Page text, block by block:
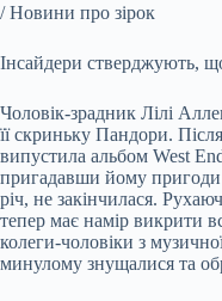
/ Новини про зірок
Інсайдери стверджують, що
Чоловік-зрадник Лілі
її скриньку Пандори.
випустила альбом West
пригадавши йому пригоди
річ, не закінчилася.
тепер має намір викрити
колеги-чоловіки з
минулому знущалися та